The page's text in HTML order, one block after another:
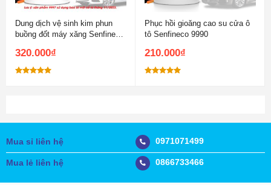
Dung dịch vệ sinh kim phun
buồng đốt máy xăng Senfineco
320.000₫
Phục hồi gioăng cao su cửa ô
tô Senfineco 9990
210.000₫
Mua sỉ liên hệ 0971071499
Mua lẻ liên hệ 0866733466